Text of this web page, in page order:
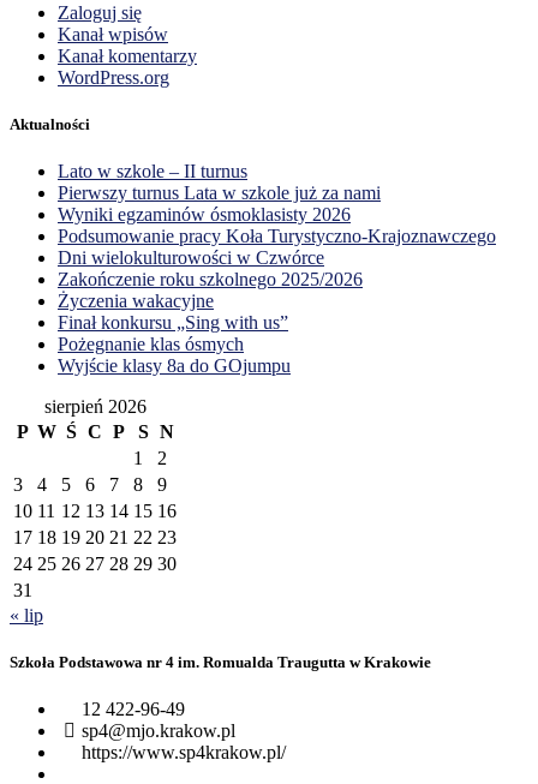
Zaloguj się
Kanał wpisów
Kanał komentarzy
WordPress.org
Aktualności
Lato w szkole – II turnus
Pierwszy turnus Lata w szkole już za nami
Wyniki egzaminów ósmoklasisty 2026
Podsumowanie pracy Koła Turystyczno-Krajoznawczego
Dni wielokulturowości w Czwórce
Zakończenie roku szkolnego 2025/2026
Życzenia wakacyjne
Finał konkursu „Sing with us”
Pożegnanie klas ósmych
Wyjście klasy 8a do GOjumpu
sierpień 2026
P W Ś C P S N
1
2
3
4 5 6 7 8
9
10 11 12 13 14 15 16
17 18 19 20 21 22 23
24 25 26 27 28 29 30
31
« lip
Szkoła Podstawowa nr 4 im. Romualda Traugutta w Krakowie
12 422-96-49
sp4@mjo.krakow.pl
https://www.sp4krakow.pl/